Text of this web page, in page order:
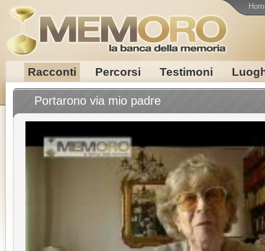
Racconti Percorsi Testimoni
Portarono via mio padre